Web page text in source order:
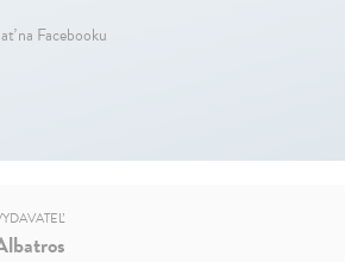
na Facebooku